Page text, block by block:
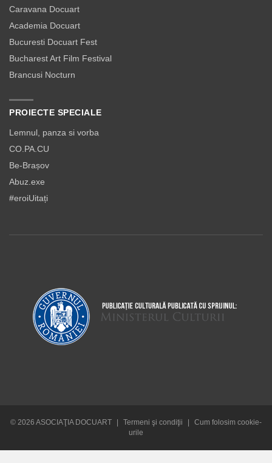
Caravana Docuart
Academia Docuart
Bucuresti Docuart Fest
Bucharest Art Film Festival
Brancusi Nocturn
PROIECTE SPECIALE
Lemnul, panza si vorba
CO.PA.CU
Be-Brașov
Abuz.exe
#eroiUitați
© 2026 ASOCIAŢIA DOCUART Termeni şi condiţii
Cum folosim cookie-
urile